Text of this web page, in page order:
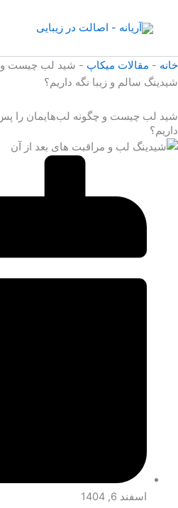
خانه - مقالات میکاپ - شید لب چیست و
شیدینگ سالم و زیبا نگه داریم؟
شید لب چیست و چگونه لب‌هایمان را پس
داریم؟
اسفند 6, 1404